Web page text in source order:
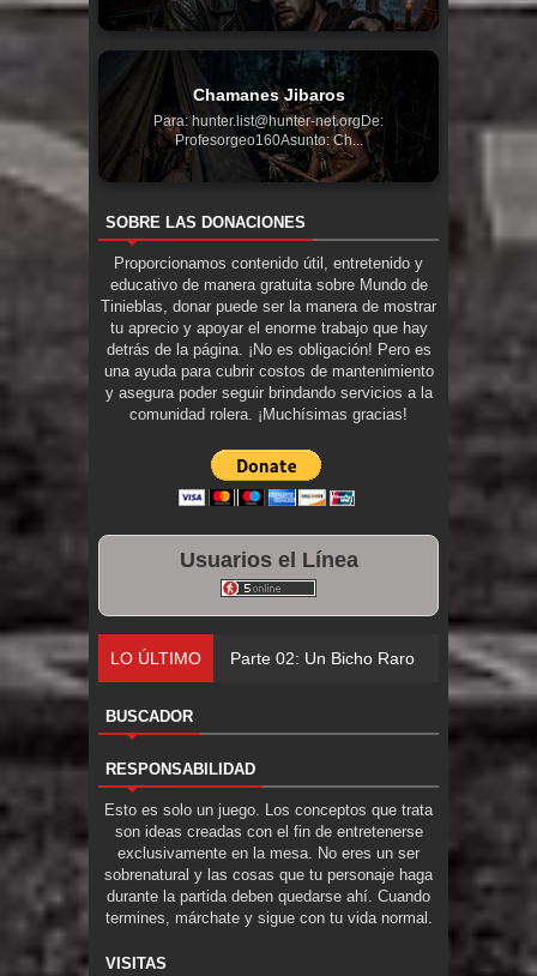
Chamanes Jibaros
Para: hunter.list@hunter-net.orgDe:
Profesorgeo160Asunto: Ch...
SOBRE LAS DONACIONES
Proporcionamos contenido útil, entretenido y
educativo de manera gratuita sobre Mundo de
Tinieblas, donar puede ser la manera de mostrar
tu aprecio y apoyar el enorme trabajo que hay
detrás de la página. ¡No es obligación! Pero es
una ayuda para cubrir costos de mantenimiento
y asegura poder seguir brindando servicios a la
comunidad rolera. ¡Muchísimas gracias!
Usuarios el Línea
LO ÚLTIMO Parte 02: Un Bicho Raro
BUSCADOR
RESPONSABILIDAD
Esto es solo un juego. Los conceptos que trata
son ideas creadas con el fin de entretenerse
exclusivamente en la mesa. No eres un ser
sobrenatural y las cosas que tu personaje haga
durante la partida deben quedarse ahí. Cuando
termines, márchate y sigue con tu vida normal.
VISITAS